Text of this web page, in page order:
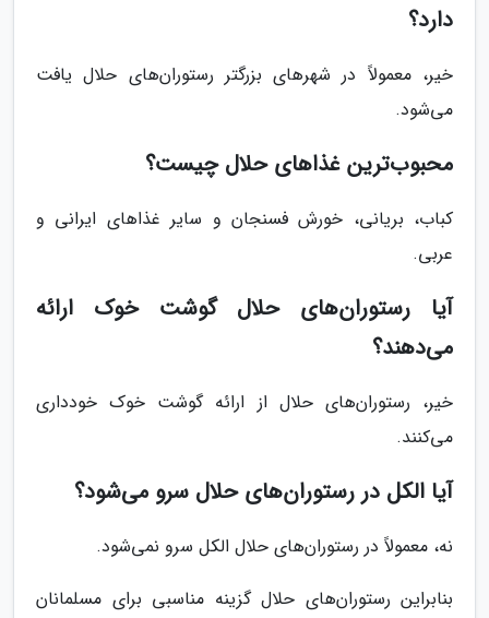
دارد؟
خیر، معمولاً در شهرهای بزرگتر رستوران‌های حلال یافت
می‌شود.
محبوب‌ترین غذاهای حلال چیست؟
کباب، بریانی، خورش فسنجان و سایر غذاهای ایرانی و
عربی.
آیا رستوران‌های حلال گوشت خوک ارائه
می‌دهند؟
خیر، رستوران‌های حلال از ارائه گوشت خوک خودداری
می‌کنند.
آیا الکل در رستوران‌های حلال سرو می‌شود؟
نه، معمولاً در رستوران‌های حلال الکل سرو نمی‌شود.
بنابراین رستوران‌های حلال گزینه مناسبی برای مسلمانان